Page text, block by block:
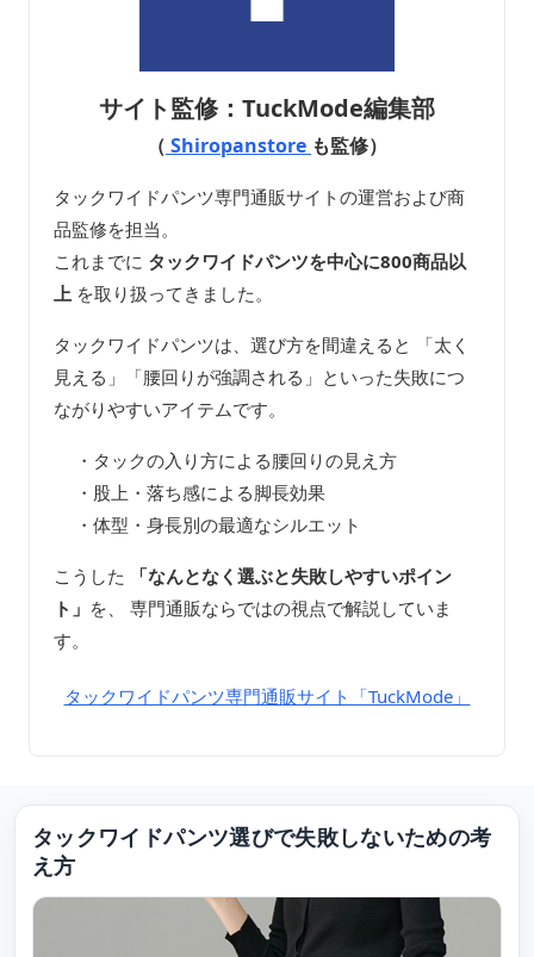
サイト監修：TuckMode編集部
（ Shiropanstore も監修）
タックワイドパンツ専門通販サイトの運営および商
品監修を担当。
これまでに タックワイドパンツを中心に800商品以
上 を取り扱ってきました。
タックワイドパンツは、選び方を間違えると 「太く
見える」「腰回りが強調される」といった失敗につ
ながりやすいアイテムです。
・タックの入り方による腰回りの見え方
・股上・落ち感による脚長効果
・体型・身長別の最適なシルエット
こうした
「なんとなく選ぶと失敗しやすいポイン
ト」 を、 専門通販ならではの視点で解説していま
す。
タックワイドパンツ専門通販サイト「TuckMode」
タックワイドパンツ選びで失敗しないための考
え方